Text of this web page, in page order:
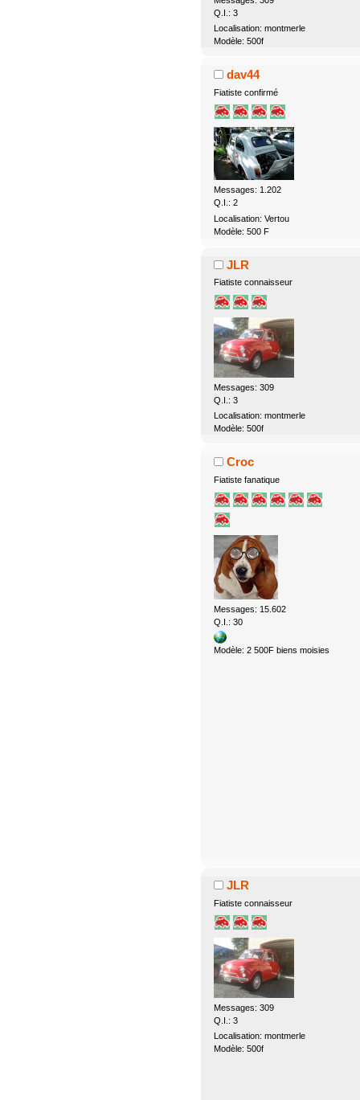
Q.I.: 3
Localisation: montmerle
Modèle: 500f
dav44
Fiatiste confirmé
Messages: 1.202
Q.I.: 2
Localisation: Vertou
Modèle: 500 F
JLR
Fiatiste connaisseur
Messages: 309
Q.I.: 3
Localisation: montmerle
Modèle: 500f
Croc
Fiatiste fanatique
Messages: 15.602
Q.I.: 30
Modèle: 2 500F biens moisies
JLR
Fiatiste connaisseur
Messages: 309
Q.I.: 3
Localisation: montmerle
Modèle: 500f